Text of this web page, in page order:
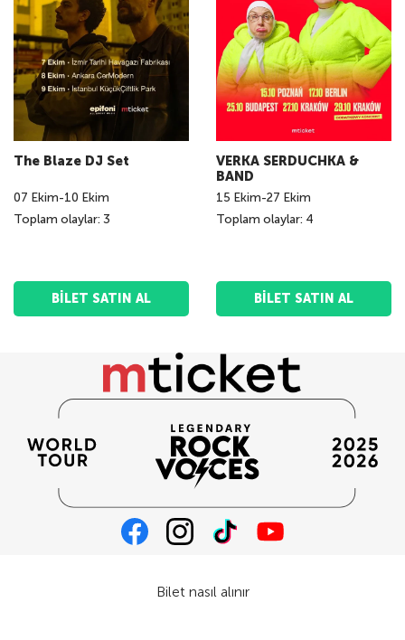
The Blaze DJ Set
07 Ekim-10 Ekim
Toplam olaylar: 3
BILET SATIN AL
VERKA SERDUCHKA &
BAND
15 Ekim-27 Ekim
Toplam olaylar: 4
BILET SATIN AL
Bilet nasıl alınır